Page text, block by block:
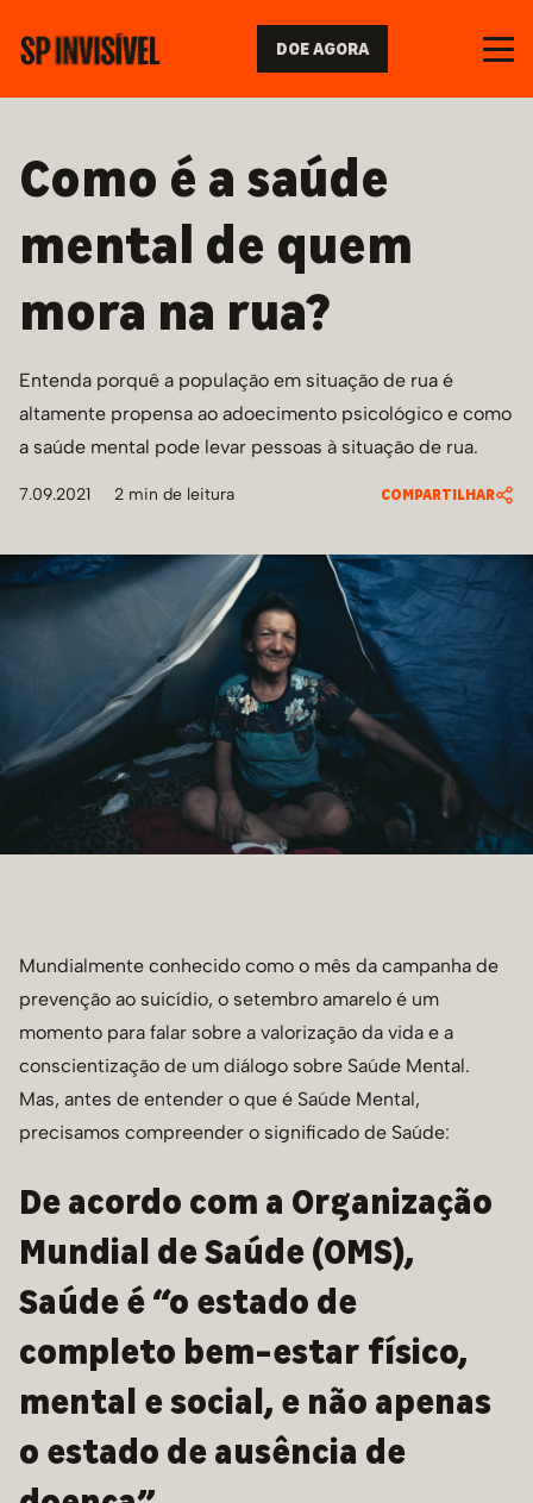
DOE AGORA
Como é a saúde
mental de quem
mora na rua?
Entenda porquê a população em situação de rua é
altamente propensa ao adoecimento psicológico e como
a saúde mental pode levar pessoas à situação de rua.
7.09.2021 2 min de leitura COMPARTILHAR
Mundialmente conhecido como o mês da campanha de
prevenção ao suicídio, o setembro amarelo é um
momento para falar sobre a valorização da vida e a
conscientização de um diálogo sobre Saúde Mental.
Mas, antes de entender o que é Saúde Mental,
precisamos compreender o significado de Saúde:
De acordo com a Organização
Mundial de Saúde (OMS),
Saúde é “o estado de
completo bem-estar físico,
mental e social, e não apenas
o estado de ausência de